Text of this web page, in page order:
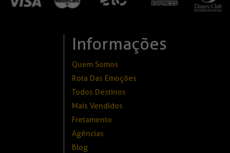
Informações
Quem Somos
Rota Das Emoções
Todos Destinos
Mais Vendidos
Fretamento
Agências
Blog